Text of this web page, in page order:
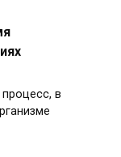
в